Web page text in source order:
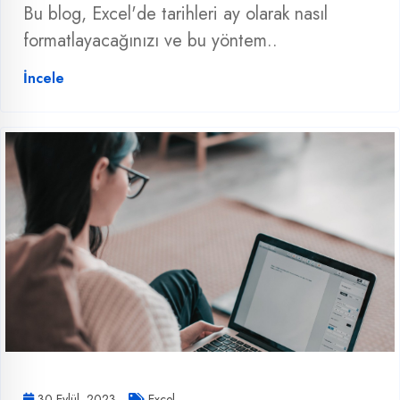
Bu blog, Excel'de tarihleri ay olarak nasıl
formatlayacağınızı ve bu yöntem..
İncele